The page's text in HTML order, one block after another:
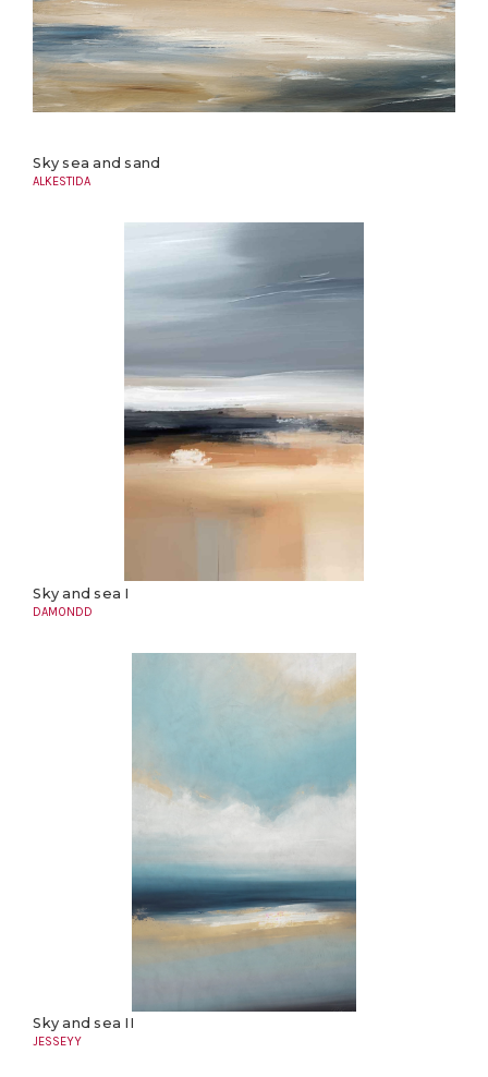
Sky sea and sand
ALKESTIDA
Sky and sea I
DAMONDD
Sky and sea II
JESSEYY